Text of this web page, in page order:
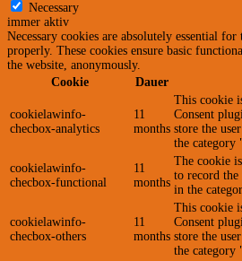
Necessary
immer aktiv
Necessary cookies are absolutely essential
properly. These cookies ensure basic
the website, anonymously.
Cookie
Dauer
cookielawinfo-
checbox-analytics
11
months
This cookie
Consent
store the
the category
cookielawinfo-
checbox-functional
11
months
The cookie
to record the
in the
cookielawinfo-
checbox-others
11
months
This cookie
Consent
store the
the category